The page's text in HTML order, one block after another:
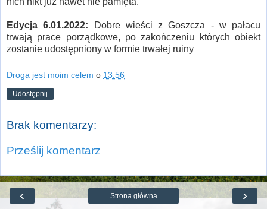
Edycja 6.01.2022: Dobre wieści z Goszcza - w pałacu
trwają prace porządkowe, po zakończeniu których obiekt
zostanie udostępniony w formie trwałej ruiny
Droga jest moim celem o 13:56
Udostępnij
Brak komentarzy:
Prześlij komentarz
‹ ›
Strona główna